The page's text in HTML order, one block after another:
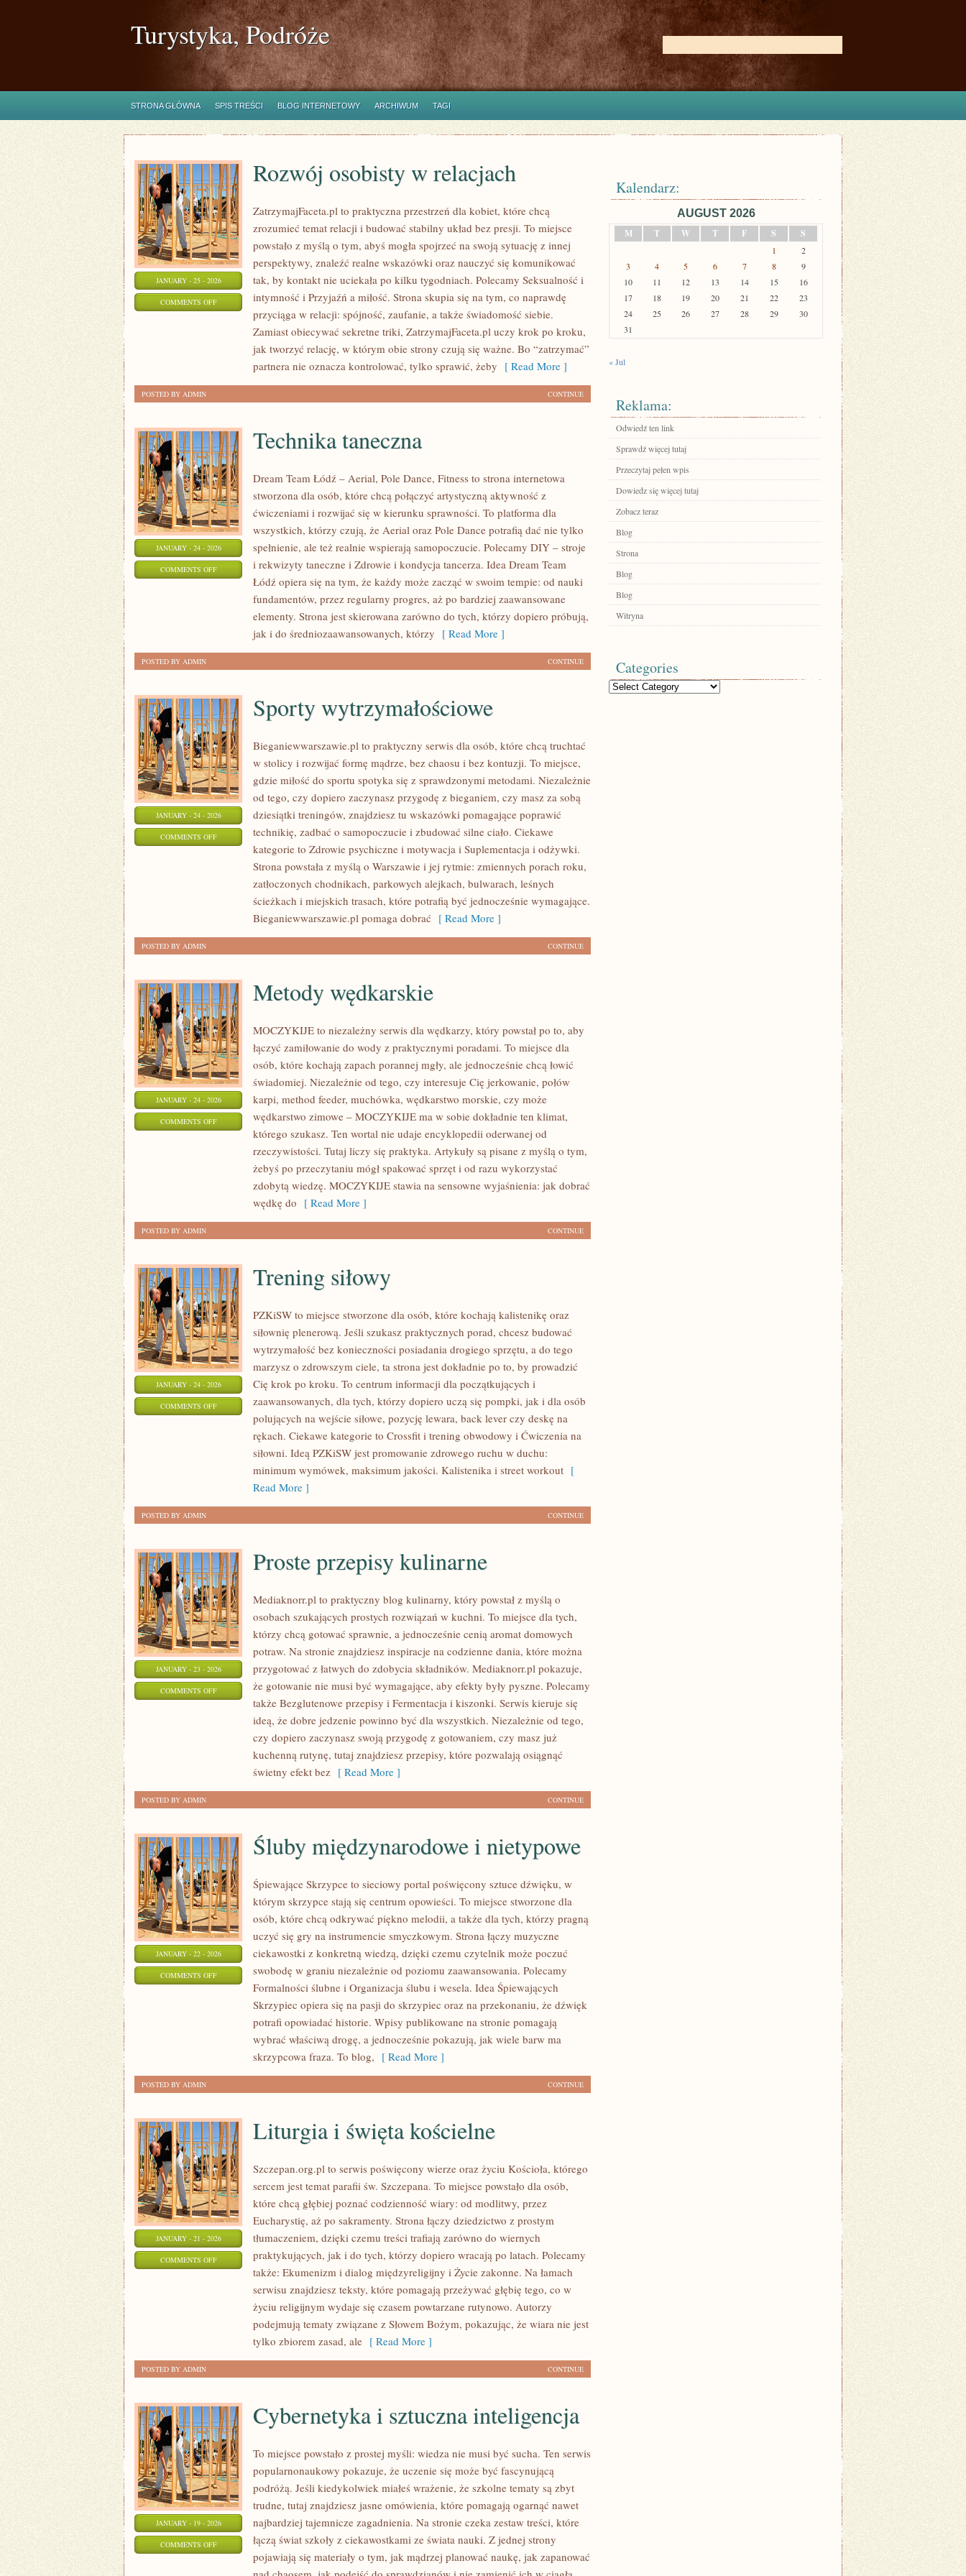
Turystyka, Podróże
STRONA GŁÓWNA SPIS TREŚCI BLOG INTERNETOWY ARCHIWUM TAGI
JANUARY - 25 - 2026
COMMENTS OFFON
RELACJACH
Rozwój osobisty w relacjach
ZatrzymajFaceta.pl to praktyczna przestrzeń dla kobiet, które chcą
zrozumieć temat relacji i budować stabilny układ bez presji. To miejsce
powstało z myślą o tym, abyś mogła spojrzeć na swoją sytuację z innej
perspektywy, znaleźć realne wskazówki oraz nauczyć się komunikować
tak, by kontakt nie uciekała po kilku tygodniach. Polecamy Seksualność i
intymność i Przyjaźń a miłość. Strona skupia się na tym, co naprawdę
przyciąga w relacji: spójność, zaufanie, a także świadomość siebie.
Zamiast obiecywać sekretne triki, ZatrzymajFaceta.pl uczy krok po kroku,
jak tworzyć relację, w którym obie strony czują się ważne. Bo “zatrzymać”
partnera nie oznacza kontrolować, tylko sprawić, żeby [ Read More ]
CONTINUE
POSTED BY ADMIN
JANUARY - 24 - 2026
COMMENTS OFFON
TANECZNA
Technika taneczna
Dream Team Łódź – Aerial, Pole Dance, Fitness to strona internetowa
stworzona dla osób, które chcą połączyć artystyczną aktywność z
ćwiczeniami i rozwijać się w kierunku sprawności. To platforma dla
wszystkich, którzy czują, że Aerial oraz Pole Dance potrafią dać nie tylko
spełnienie, ale też realnie wspierają samopoczucie. Polecamy DIY – stroje
i rekwizyty taneczne i Zdrowie i kondycja tancerza. Idea Dream Team
Łódź opiera się na tym, że każdy może zacząć w swoim tempie: od nauki
fundamentów, przez regularny progres, aż po bardziej zaawansowane
elementy. Strona jest skierowana zarówno do tych, którzy dopiero próbują,
jak i do średniozaawansowanych, którzy [ Read More ]
CONTINUE
POSTED BY ADMIN
JANUARY - 24 - 2026
COMMENTS OFFON
WYTRZYMAŁOŚCIOWE
Sporty wytrzymałościowe
Bieganiewwarszawie.pl to praktyczny serwis dla osób, które chcą truchtać
w stolicy i rozwijać formę mądrze, bez chaosu i bez kontuzji. To miejsce,
gdzie miłość do sportu spotyka się z sprawdzonymi metodami. Niezależnie
od tego, czy dopiero zaczynasz przygodę z bieganiem, czy masz za sobą
dziesiątki treningów, znajdziesz tu wskazówki pomagające poprawić
technikię, zadbać o samopoczucie i zbudować silne ciało. Ciekawe
kategorie to Zdrowie psychiczne i motywacja i Suplementacja i odżywki.
Strona powstała z myślą o Warszawie i jej rytmie: zmiennych porach roku,
zatłoczonych chodnikach, parkowych alejkach, bulwarach, leśnych
ścieżkach i miejskich trasach, które potrafią być jednocześnie wymagające.
Bieganiewwarszawie.pl pomaga dobrać [ Read More ]
CONTINUE
POSTED BY ADMIN
JANUARY - 24 - 2026
COMMENTS OFFON
WĘDKARSKIE
Metody wędkarskie
MOCZYKIJE to niezależny serwis dla wędkarzy, który powstał po to, aby
łączyć zamiłowanie do wody z praktycznymi poradami. To miejsce dla
osób, które kochają zapach porannej mgły, ale jednocześnie chcą łowić
świadomiej. Niezależnie od tego, czy interesuje Cię jerkowanie, połów
karpi, method feeder, muchówka, wędkarstwo morskie, czy może
wędkarstwo zimowe – MOCZYKIJE ma w sobie dokładnie ten klimat,
którego szukasz. Ten wortal nie udaje encyklopedii oderwanej od
rzeczywistości. Tutaj liczy się praktyka. Artykuły są pisane z myślą o tym,
żebyś po przeczytaniu mógł spakować sprzęt i od razu wykorzystać
zdobytą wiedzę. MOCZYKIJE stawia na sensowne wyjaśnienia: jak dobrać
wędkę do [ Read More ]
CONTINUE
POSTED BY ADMIN
JANUARY - 24 - 2026
COMMENTS OFFON
Trening siłowy
PZKiSW to miejsce stworzone dla osób, które kochają kalistenikę oraz
siłownię plenerową. Jeśli szukasz praktycznych porad, chcesz budować
wytrzymałość bez konieczności posiadania drogiego sprzętu, a do tego
marzysz o zdrowszym ciele, ta strona jest dokładnie po to, by prowadzić
Cię krok po kroku. To centrum informacji dla początkujących i
zaawansowanych, dla tych, którzy dopiero uczą się pompki, jak i dla osób
polujących na wejście siłowe, pozycję lewara, back lever czy deskę na
rękach. Ciekawe kategorie to Crossfit i trening obwodowy i Ćwiczenia na
siłowni. Ideą PZKiSW jest promowanie zdrowego ruchu w duchu:
minimum wymówek, maksimum jakości. Kalistenika i street workout [
Read More ]
CONTINUE
POSTED BY ADMIN
JANUARY - 23 - 2026
COMMENTS OFFON
KULINARNE
Proste przepisy kulinarne
Mediaknorr.pl to praktyczny blog kulinarny, który powstał z myślą o
osobach szukających prostych rozwiązań w kuchni. To miejsce dla tych,
którzy chcą gotować sprawnie, a jednocześnie cenią aromat domowych
potraw. Na stronie znajdziesz inspiracje na codzienne dania, które można
przygotować z łatwych do zdobycia składników. Mediaknorr.pl pokazuje,
że gotowanie nie musi być wymagające, aby efekty były pyszne. Polecamy
także Bezglutenowe przepisy i Fermentacja i kiszonki. Serwis kieruje się
ideą, że dobre jedzenie powinno być dla wszystkich. Niezależnie od tego,
czy dopiero zaczynasz swoją przygodę z gotowaniem, czy masz już
kuchenną rutynę, tutaj znajdziesz przepisy, które pozwalają osiągnąć
świetny efekt bez [ Read More ]
CONTINUE
POSTED BY ADMIN
JANUARY - 22 - 2026
COMMENTS OFFON
MIĘDZYNARODOWE
NIETYPOWE
Śluby międzynarodowe i nietypowe
Śpiewające Skrzypce to sieciowy portal poświęcony sztuce dźwięku, w
którym skrzypce stają się centrum opowieści. To miejsce stworzone dla
osób, które chcą odkrywać piękno melodii, a także dla tych, którzy pragną
uczyć się gry na instrumencie smyczkowym. Strona łączy muzyczne
ciekawostki z konkretną wiedzą, dzięki czemu czytelnik może poczuć
swobodę w graniu niezależnie od poziomu zaawansowania. Polecamy
Formalności ślubne i Organizacja ślubu i wesela. Idea Śpiewających
Skrzypiec opiera się na pasji do skrzypiec oraz na przekonaniu, że dźwięk
potrafi opowiadać historie. Wpisy publikowane na stronie pomagają
wybrać właściwą drogę, a jednocześnie pokazują, jak wiele barw ma
skrzypcowa fraza. To blog, [ Read More ]
CONTINUE
POSTED BY ADMIN
JANUARY - 21 - 2026
COMMENTS OFFON
KOŚCIELNE
Liturgia i święta kościelne
Szczepan.org.pl to serwis poświęcony wierze oraz życiu Kościoła, którego
sercem jest temat parafii św. Szczepana. To miejsce powstało dla osób,
które chcą głębiej poznać codzienność wiary: od modlitwy, przez
Eucharystię, aż po sakramenty. Strona łączy dziedzictwo z prostym
tłumaczeniem, dzięki czemu treści trafiają zarówno do wiernych
praktykujących, jak i do tych, którzy dopiero wracają po latach. Polecamy
także: Ekumenizm i dialog międzyreligijny i Życie zakonne. Na łamach
serwisu znajdziesz teksty, które pomagają przeżywać głębię tego, co w
życiu religijnym wydaje się czasem powtarzane rutynowo. Autorzy
podejmują tematy związane z Słowem Bożym, pokazując, że wiara nie jest
tylko zbiorem zasad, ale [ Read More ]
CONTINUE
POSTED BY ADMIN
JANUARY - 19 - 2026
COMMENTS OFFON
CYBERNETYKA
Cybernetyka i sztuczna inteligencja
To miejsce powstało z prostej myśli: wiedza nie musi być sucha. Ten serwis
popularnonaukowy pokazuje, że uczenie się może być fascynującą
podróżą. Jeśli kiedykolwiek miałeś wrażenie, że szkolne tematy są zbyt
trudne, tutaj znajdziesz jasne omówienia, które pomagają ogarnąć nawet
najbardziej tajemnicze zagadnienia. Na stronie czeka zestaw treści, które
łączą świat szkoły z ciekawostkami ze świata nauki. Z jednej strony
pojawiają się materiały o tym, jak mądrzej planować naukę, jak zapanować
Kalendarz:
AUGUST 2026
M
T W T F S S
1
2
3
4 5 6 7 8
9
10
11 12 13 14 15
16
17
18 19 20 21 22
23
24
25 26 27 28 29
30
31
« Jul
Reklama:
Odwiedź ten link
Sprawdź więcej tutaj
Przeczytaj pełen wpis
Dowiedz się więcej tutaj
Zobacz teraz
Blog
Strona
Blog
Blog
Witryna
Categories
Categories